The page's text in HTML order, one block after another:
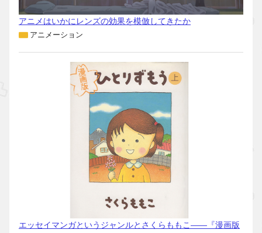
アニメはいかにレンズの効果を模倣してきたか
アニメーション
エッセイマンガというジャンルとさくらももこ――『漫画版